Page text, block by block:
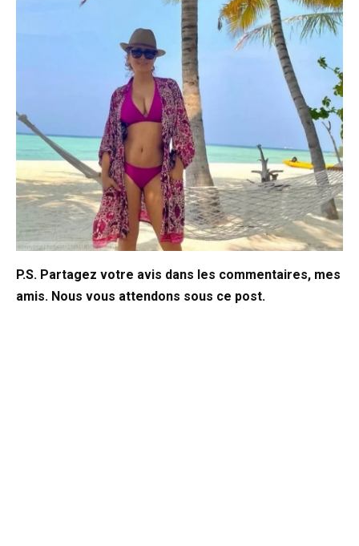
P.S. Partagez votre avis dans les commentaires, mes
amis. Nous vous attendons sous ce post.